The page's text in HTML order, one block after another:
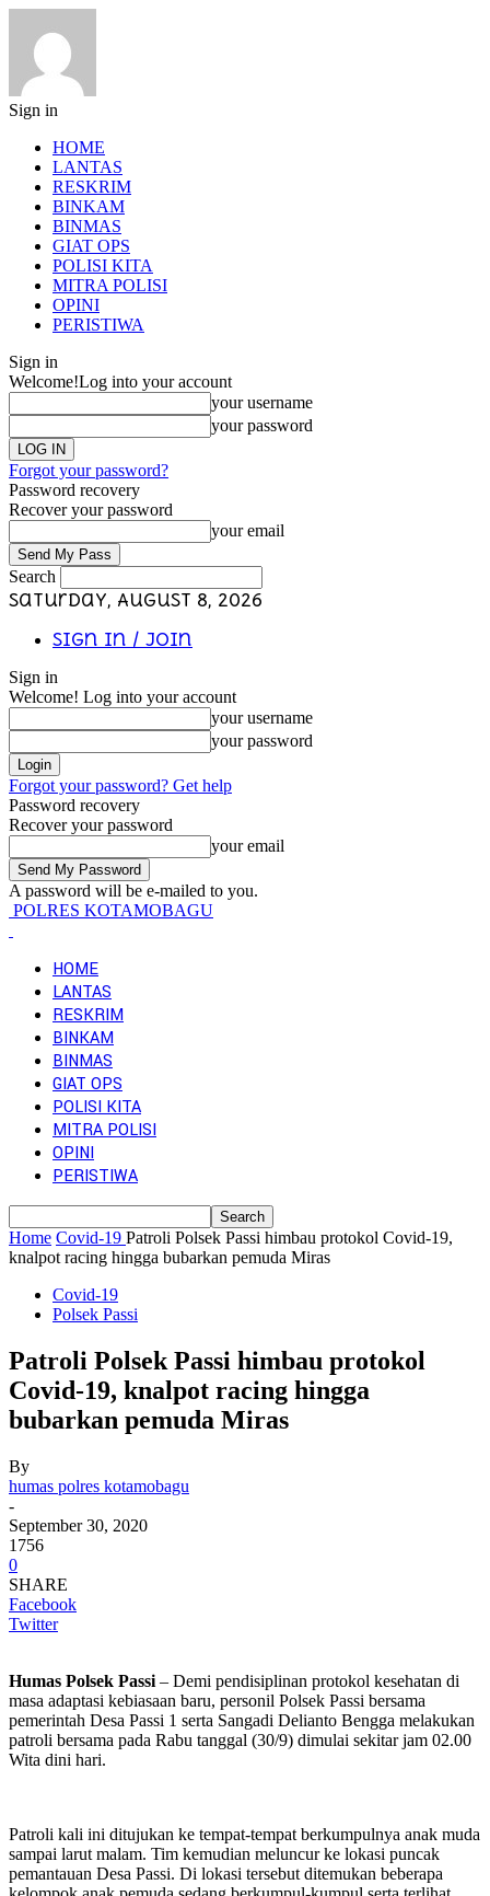
Sign in
HOME
LANTAS
RESKRIM
BINKAM
BINMAS
GIAT OPS
POLISI KITA
MITRA POLISI
OPINI
PERISTIWA
Sign in
Welcome!Log into your account
your username
your password
Forgot your password?
Password recovery
Recover your password
your email
Search
Saturday, August 8, 2026
Sign in / Join
Sign in
Welcome! Log into your account
your username
your password
Forgot your password? Get help
Password recovery
Recover your password
your email
A password will be e-mailed to you.
POLRES KOTAMOBAGU
HOME
LANTAS
RESKRIM
BINKAM
BINMAS
GIAT OPS
POLISI KITA
MITRA POLISI
OPINI
PERISTIWA
Home Covid-19 Patroli Polsek Passi himbau protokol Covid-19,
knalpot racing hingga bubarkan pemuda Miras
Covid-19
Polsek Passi
Patroli Polsek Passi himbau protokol
Covid-19, knalpot racing hingga
bubarkan pemuda Miras
By
humas polres kotamobagu
-
September 30, 2020
1756
0
SHARE
Facebook
Twitter
Humas Polsek Passi – Demi pendisiplinan protokol kesehatan di
masa adaptasi kebiasaan baru, personil Polsek Passi bersama
pemerintah Desa Passi 1 serta Sangadi Delianto Bengga melakukan
patroli bersama pada Rabu tanggal (30/9) dimulai sekitar jam 02.00
Wita dini hari.
Patroli kali ini ditujukan ke tempat-tempat berkumpulnya anak muda
sampai larut malam. Tim kemudian meluncur ke lokasi puncak
pemantauan Desa Passi. Di lokasi tersebut ditemukan beberapa